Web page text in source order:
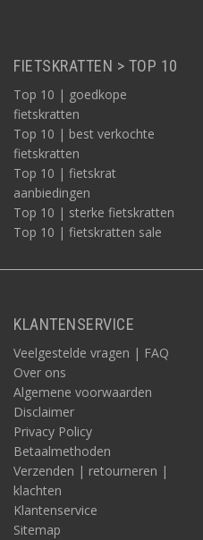
FIETSKRATTEN > TOP 10
Top 10 | goedkope
fietskratten
Top 10 | best verkochte
fietskratten
Top 10 | fietskrat
aanbiedingen
Top 10 | sterke fietskratten
Top 10 | fietskratten sale
KLANTENSERVICE
Veelgestelde vragen | FAQ
Over ons
Algemene voorwaarden
Disclaimer
Privacy Policy
Betaalmethoden
Verzenden | retourneren |
klachten
Klantenservice
Sitemap